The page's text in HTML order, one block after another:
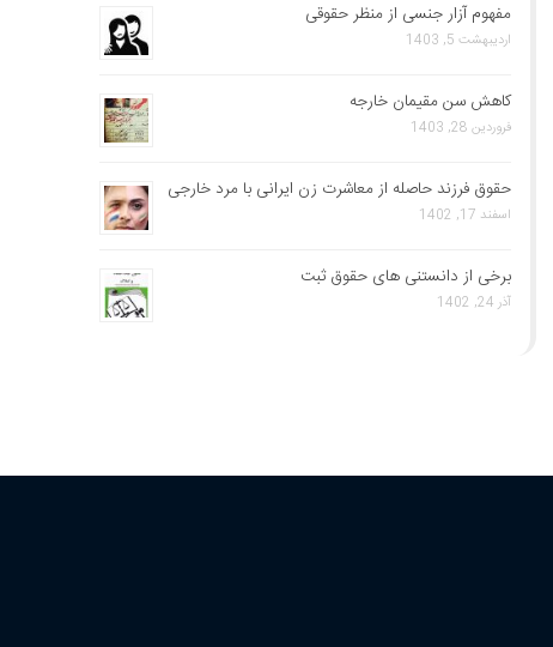
مفهوم آزار جنسی از منظر حقوقی
اردیبهشت 5, 1403
کاهش سن مقیمان خارجه
فروردین 28, 1403
حقوق فرزند حاصله از معاشرت زن ایرانی با مرد خارجی
اسفند 17, 1402
برخی از دانستنی های حقوق ثبت
آذر 24, 1402